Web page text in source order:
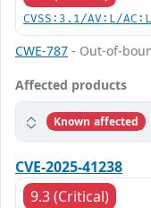
CVSS:3.1/AV:L/
CWE-787 - Out-of-
Affected products
Known affected
CVE-2025-41238
9.3 (Critical)